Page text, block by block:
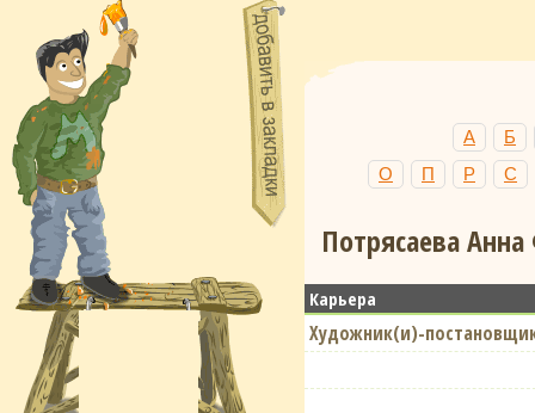
А
Б
О
П Р С
Потрясаева
Карьера
Художник(и)-